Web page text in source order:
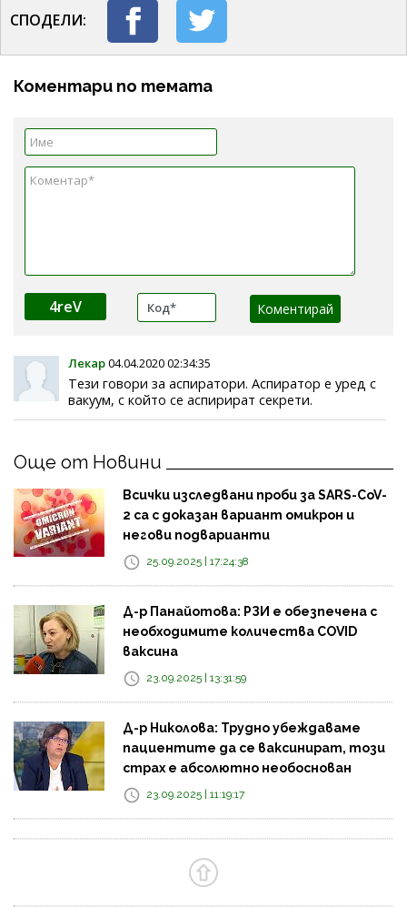
СПОДЕЛИ:
Коментари по темата
4reV
Лекар04.04.2020 02:34:35
Тези говори за аспиратори. Аспиратор е уред с
вакуум, с който се аспирират секрети.
Още от Новини
Всички изследвани проби за SARS-CoV-
2 са с доказан вариант омикрон и
негови подварианти
25.09.2025 | 17:24:38
Д-р Панайотова: РЗИ е обезпечена с
необходимите количества COVID
ваксина
23.09.2025 | 13:31:59
Д-р Николова: Трудно убеждаваме
пациентите да се ваксинират, този
страх е абсолютно необоснован
23.09.2025 | 11:19:17